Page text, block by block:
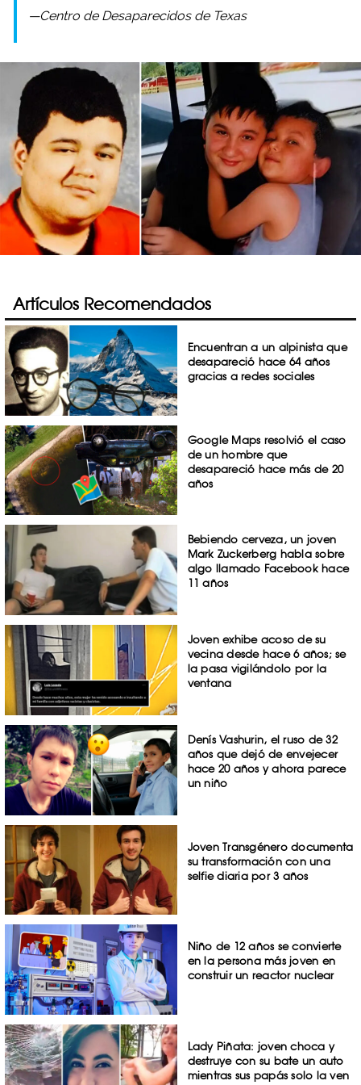
—Centro de Desaparecidos de Texas
Artículos Recomendados
Encuentran a un alpinista que
desapareció hace 64 años
gracias a redes sociales
Google Maps resolvió el caso
de un hombre que
desapareció hace más de 20
años
Bebiendo cerveza, un joven
Mark Zuckerberg habla sobre
algo llamado Facebook hace
11 años
Joven exhibe acoso de su
vecina desde hace 6 años; se
la pasa vigilándolo por la
ventana
Denís Vashurin, el ruso de 32
años que dejó de envejecer
hace 20 años y ahora parece
un niño
Joven Transgénero documenta
su transformación con una
selfie diaria por 3 años
Niño de 12 años se convierte
en la persona más joven en
construir un reactor nuclear
Lady Piñata: joven choca y
destruye con su bate un auto
mientras sus papás solo la ven